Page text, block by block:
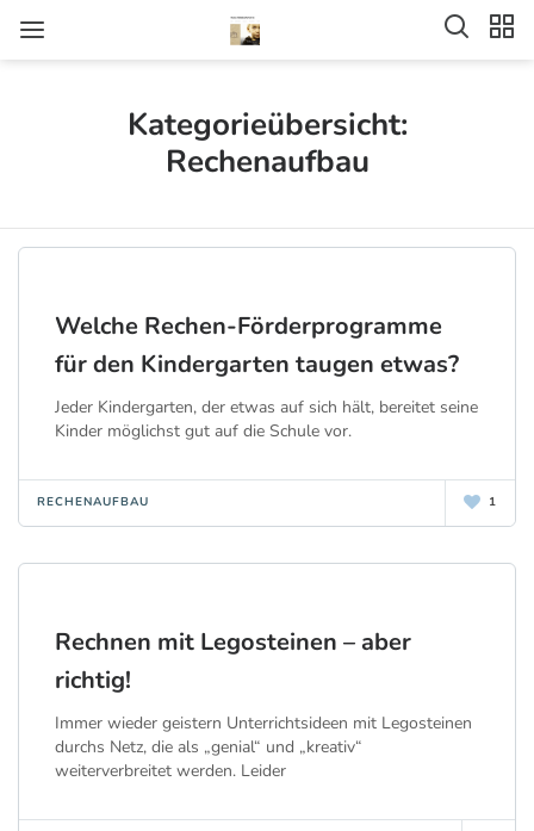
Kategorieübersicht:
Rechenaufbau
Welche Rechen-Förderprogramme
für den Kindergarten taugen etwas?
Jeder Kindergarten, der etwas auf sich hält, bereitet seine
Kinder möglichst gut auf die Schule vor.
RECHENAUFBAU 1
Rechnen mit Legosteinen – aber
richtig!
Immer wieder geistern Unterrichtsideen mit Legosteinen
durchs Netz, die als „genial“ und „kreativ“
weiterverbreitet werden. Leider